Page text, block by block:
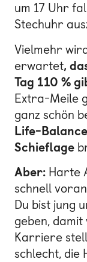
um 17 Uhr
Stechuhr
Vielmehr
erwartet,
Tag 110 %
Extra-Meile
ganz schön
Life-
Schieflage
Aber: Harte
schnell
Du bist jung
geben,
Karriere
schlecht, die